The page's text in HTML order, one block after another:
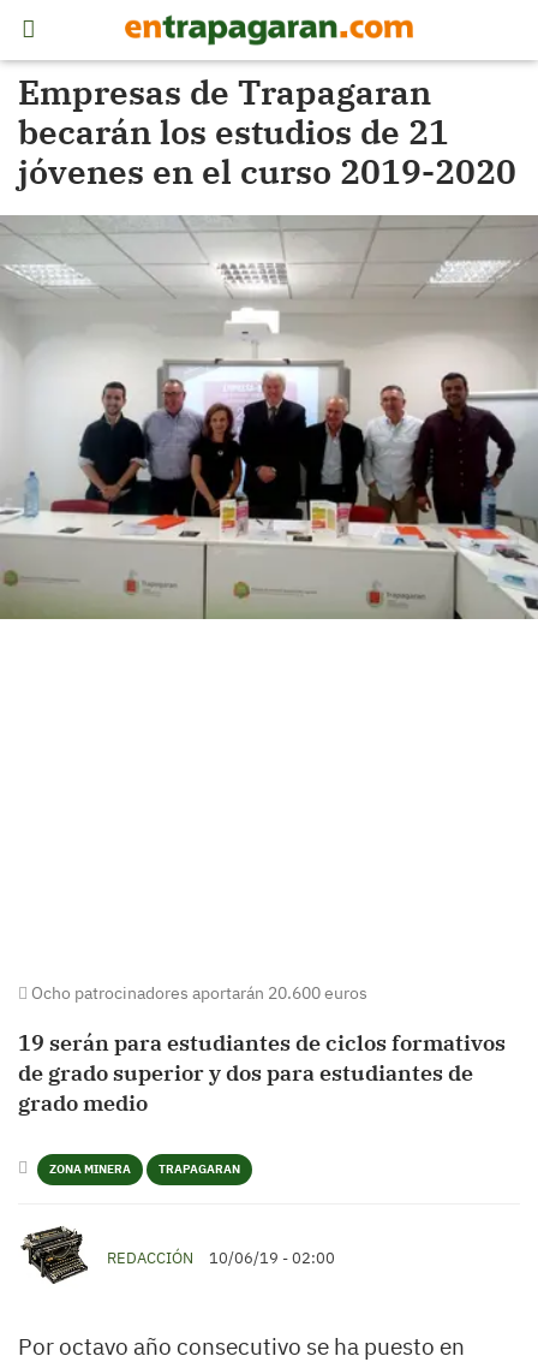
Empresas de Trapagaran
becarán los estudios de 21
jóvenes en el curso 2019-2020
Ocho patrocinadores aportarán 20.600 euros
19 serán para estudiantes de ciclos formativos
de grado superior y dos para estudiantes de
grado medio
ZONA MINERA TRAPAGARAN
REDACCIÓN 10/06/19 - 02:00
Por octavo año consecutivo se ha puesto en